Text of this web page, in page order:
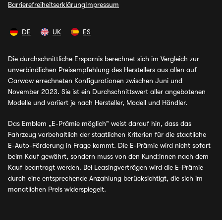
BarrierefreiheitserklärungImpressum
DE UK ES
Die durchschnittliche Ersparnis berechnet sich im Vergleich zur
unverbindlichen Preisempfehlung des Herstellers aus allen auf
Carwow errechneten Konfigurationen zwischen Juni und
November 2023. Sie ist ein Durchschnittswert aller angebotenen
Modelle und variiert je nach Hersteller, Modell und Händler.
Das Emblem „E-Prämie möglich" weist darauf hin, dass das
Fahrzeug vorbehaltlich der staatlichen Kriterien für die staatliche
E-Auto-Förderung in Frage kommt. Die E-Prämie wird nicht sofort
beim Kauf gewährt, sondern muss von den Kund:innen nach dem
Kauf beantragt werden. Bei Leasingverträgen wird die E-Prämie
durch eine entsprechende Anzahlung berücksichtigt, die sich im
monatlichen Preis widerspiegelt.